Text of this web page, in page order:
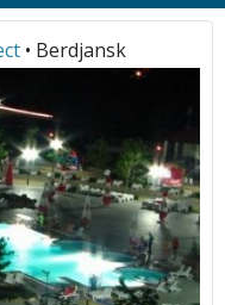
• Berdjansk